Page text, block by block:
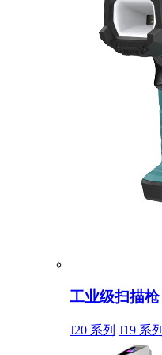
工业级扫描枪
J20 系列 J19 系列